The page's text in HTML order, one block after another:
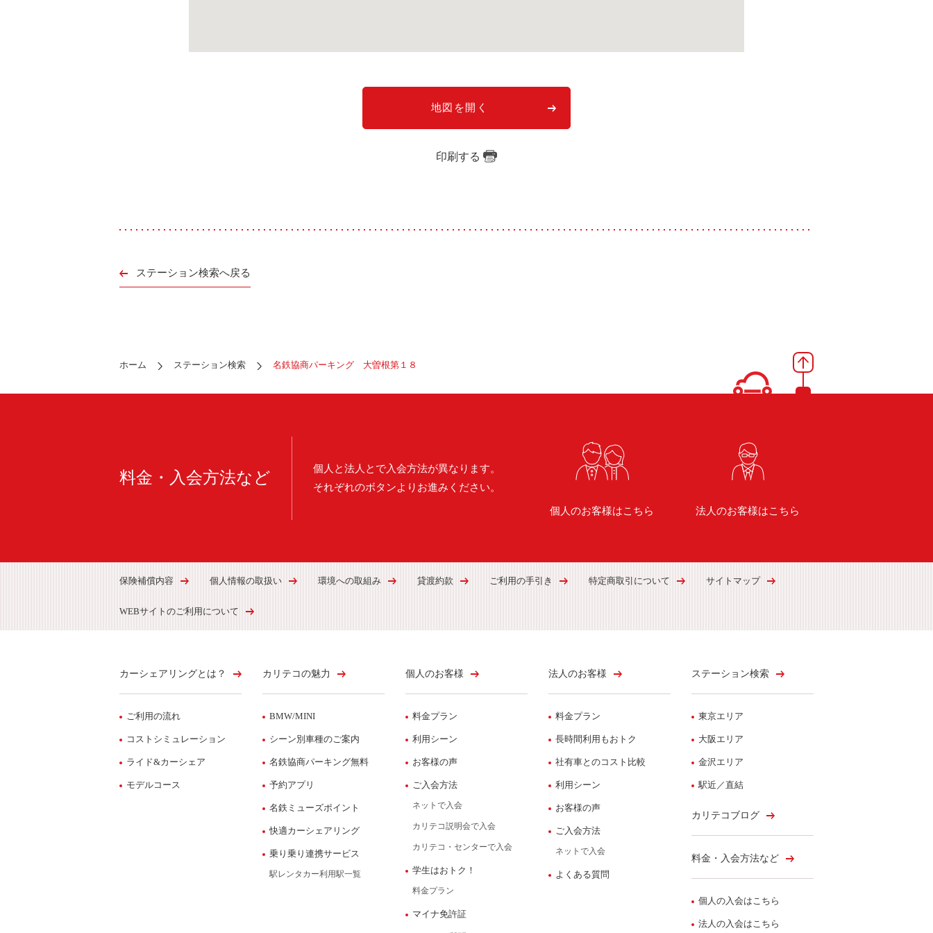
地図を開く
印刷する
ステーション検索へ戻る
ホーム ステーション検索 名鉄協商パーキング 大曽根第１８
料金・入会方法など
個人と法人とで入会方法が異なります。
それぞれのボタンよりお進みください。
個人のお客様はこちら 法人のお客様はこちら
保険補償内容 個人情報の取扱い 環境への取組み 貸渡約款 ご利用の手引き 特定商取引について サイトマップ
WEBサイトのご利用について
カーシェアリングとは？
ご利用の流れ
コストシミュレーション
ライド&カーシェア
モデルコース
カリテコの魅力
BMW/MINI
シーン別車種のご案内
名鉄協商パーキング無料
予約アプリ
名鉄ミューズポイント
快適カーシェアリング
乗り乗り連携サービス
駅レンタカー利用駅一覧
個人のお客様
料金プラン
利用シーン
お客様の声
ご入会方法
ネットで入会
カリテコ説明会で入会
カリテコ・センターで入会
学生はおトク！
料金プラン
マイナ免許証
法人のお客様
料金プラン
長時間利用もおトク
社有車とのコスト比較
利用シーン
お客様の声
ご入会方法
ネットで入会
よくある質問
ステーション検索
東京エリア
大阪エリア
金沢エリア
駅近／直結
カリテコブログ
料金・入会方法など
個人の入会はこちら
法人の入会はこちら